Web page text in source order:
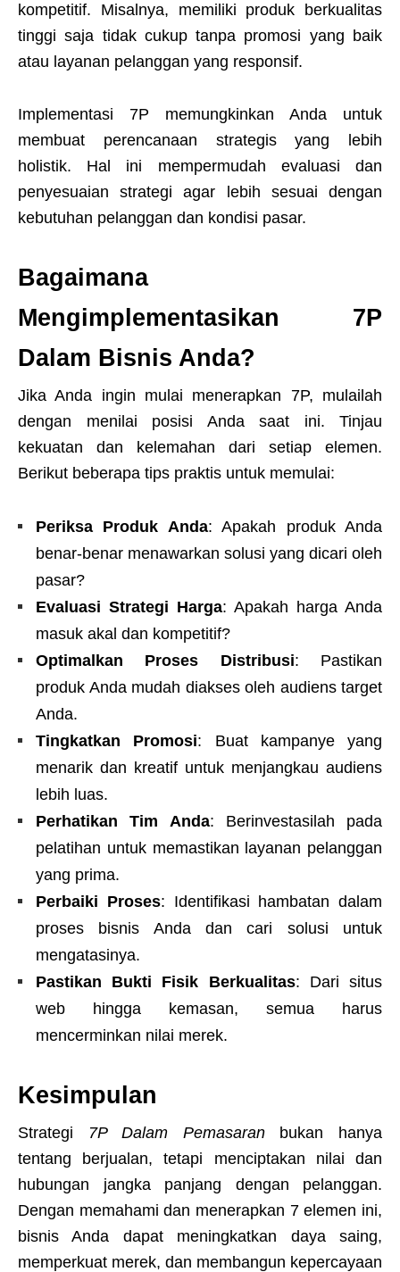
kompetitif. Misalnya, memiliki produk berkualitas
tinggi saja tidak cukup tanpa promosi yang baik
atau layanan pelanggan yang responsif.
Implementasi 7P memungkinkan Anda untuk
membuat perencanaan strategis yang lebih
holistik. Hal ini mempermudah evaluasi dan
penyesuaian strategi agar lebih sesuai dengan
kebutuhan pelanggan dan kondisi pasar.
Bagaimana
Mengimplementasikan 7P
Dalam Bisnis Anda?
Jika Anda ingin mulai menerapkan 7P, mulailah
dengan menilai posisi Anda saat ini. Tinjau
kekuatan dan kelemahan dari setiap elemen.
Berikut beberapa tips praktis untuk memulai:
Periksa Produk Anda: Apakah produk Anda
benar-benar menawarkan solusi yang dicari oleh
pasar?
Evaluasi Strategi Harga: Apakah harga Anda
masuk akal dan kompetitif?
Optimalkan Proses Distribusi: Pastikan
produk Anda mudah diakses oleh audiens target
Anda.
Tingkatkan Promosi: Buat kampanye yang
menarik dan kreatif untuk menjangkau audiens
lebih luas.
Perhatikan Tim Anda: Berinvestasilah pada
pelatihan untuk memastikan layanan pelanggan
yang prima.
Perbaiki Proses: Identifikasi hambatan dalam
proses bisnis Anda dan cari solusi untuk
mengatasinya.
Pastikan Bukti Fisik Berkualitas: Dari situs
web hingga kemasan, semua harus
mencerminkan nilai merek.
Kesimpulan
Strategi 7P Dalam Pemasaranbukan hanya
tentang berjualan, tetapi menciptakan nilai dan
hubungan jangka panjang dengan pelanggan.
Dengan memahami dan menerapkan 7 elemen ini,
bisnis Anda dapat meningkatkan daya saing,
memperkuat merek, dan membangun kepercayaan